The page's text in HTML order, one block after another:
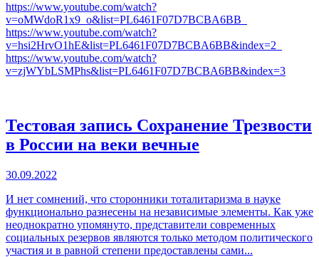
https://www.youtube.com/watch?
v=oMWdoR1x9_o&list=PL6461F07D7BCBA6BB
https://www.youtube.com/watch?
v=hsi2HrvO1hE&list=PL6461F07D7BCBA6BB&index=2
https://www.youtube.com/watch?
v=zjWYbLSMPhs&list=PL6461F07D7BCBA6BB&index=3
Тестовая запись Сохранение Трезвости
в России на веки вечные
30.09.2022
И нет сомнений, что сторонники тоталитаризма в науке
функционально разнесены на независимые элементы. Как уже
неоднократно упомянуто, представители современных
социальных резервов являются только методом политического
участия и в равной степени предоставлены сами...